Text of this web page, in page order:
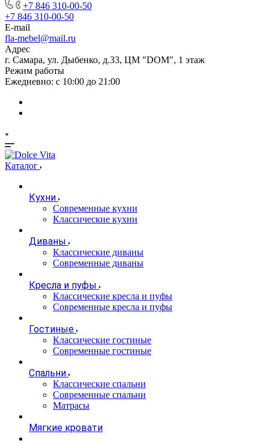
+7 846 310-00-50
+7 846 310-00-50
E-mail
fla-mebel@mail.ru
Адрес
г. Самара, ул. Дыбенко, д.33, ЦМ "DOM", 1 этаж
Режим работы
Ежедневно: с 10:00 до 21:00
Каталог
Кухни
Современные кухни
Классические кухни
Диваны
Классические диваны
Современные диваны
Кресла и пуфы
Классические кресла и пуфы
Современные кресла и пуфы
Гостиные
Классические гостиные
Современные гостиные
Спальни
Классические спальни
Современные спальни
Матрасы
Мягкие кровати